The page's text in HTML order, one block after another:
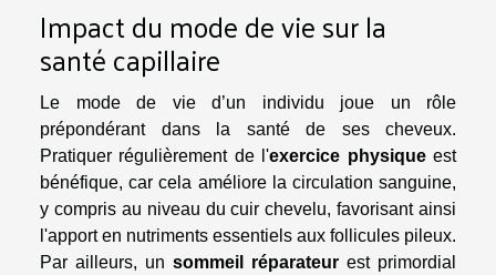
Impact du mode de vie sur la
santé capillaire
Le mode de vie d’un individu joue un rôle
prépondérant dans la santé de ses cheveux.
Pratiquer régulièrement de l'exercice physiqueest
bénéfique, car cela améliore la circulation sanguine,
y compris au niveau du cuir chevelu, favorisant ainsi
l'apport en nutriments essentiels aux follicules pileux.
Par ailleurs, un sommeil réparateur est primordial